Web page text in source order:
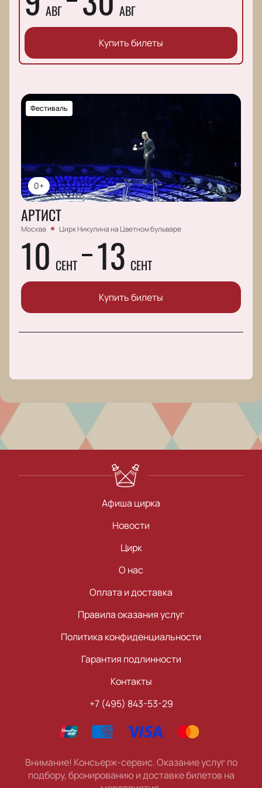
АВГ АВГ
Купить билеты
0+
Фестиваль
АРТИСТ
Москва Цирк Никулина на Цветном бульваре
10 СЕНТ 13 СЕНТ
Купить билеты
Афиша цирка
Новости
Цирк
О нас
Оплата и доставка
Правила оказания услуг
Политика конфиденциальности
Гарантия подлинности
Контакты
+7 (495) 843-53-29
Внимание! Консьерж-сервис. Оказание услуг по
подбору, бронированию и доставке билетов на